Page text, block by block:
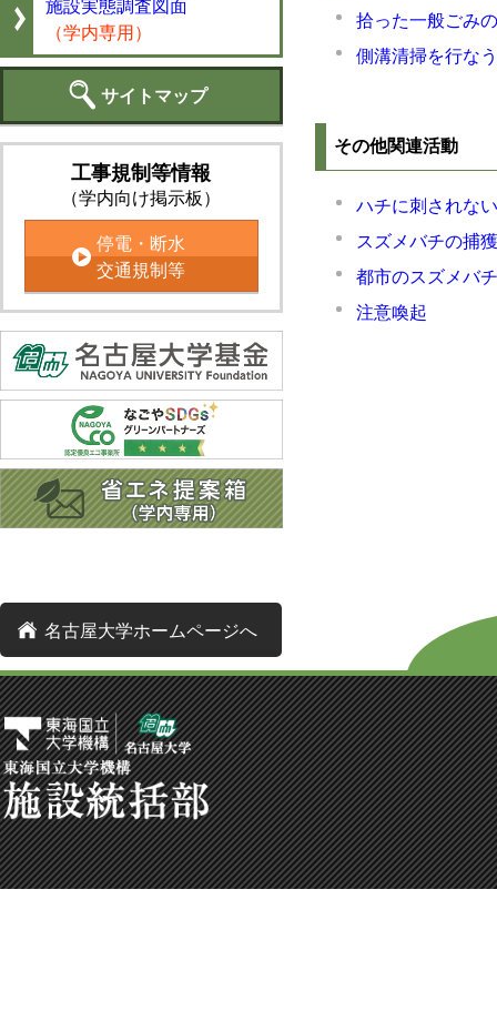
（学内専用）
サイトマップ
工事規制等情報
（学内向け掲示板）
停電・断水
交通規制等
拾った一般ごみ
側溝清掃を行な
その他関連活動
ハチに刺されな
スズメバチの捕
都市のスズメバ
注意喚起
名古屋大学ホームページへ